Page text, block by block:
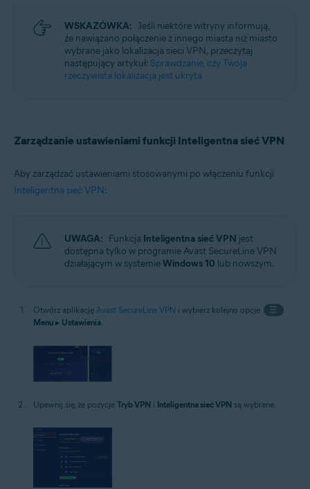
WSKAZÓWKA: Jeśli niektóre witryny informują,
że nawiązano połączenie z innego miasta niż miasto
wybrane jako lokalizacja sieci VPN, przeczytaj
następujący artykuł: Sprawdzanie, czy Twoja
rzeczywista lokalizacja jest ukryta
Zarządzanie ustawieniami funkcji Inteligentna sieć VPN
Aby zarządzać ustawieniami stosowanymi po włączeniu funkcji
Inteligentna sieć VPN:
UWAGA: Funkcja Inteligentna sieć VPN jest
dostępna tylko w programie Avast SecureLine VPN
działającym w systemieWindows 10 lub nowszym.
Otwórz aplikację Avast SecureLine VPN i wybierz kolejno opcje
☰
Menu ▸ Ustawienia
Upewnij się, że pozycje Tryb VPN i Inteligentna sieć VPN są wybrane.